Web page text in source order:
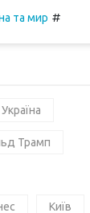
та мир #
Україна
Трамп
Київ